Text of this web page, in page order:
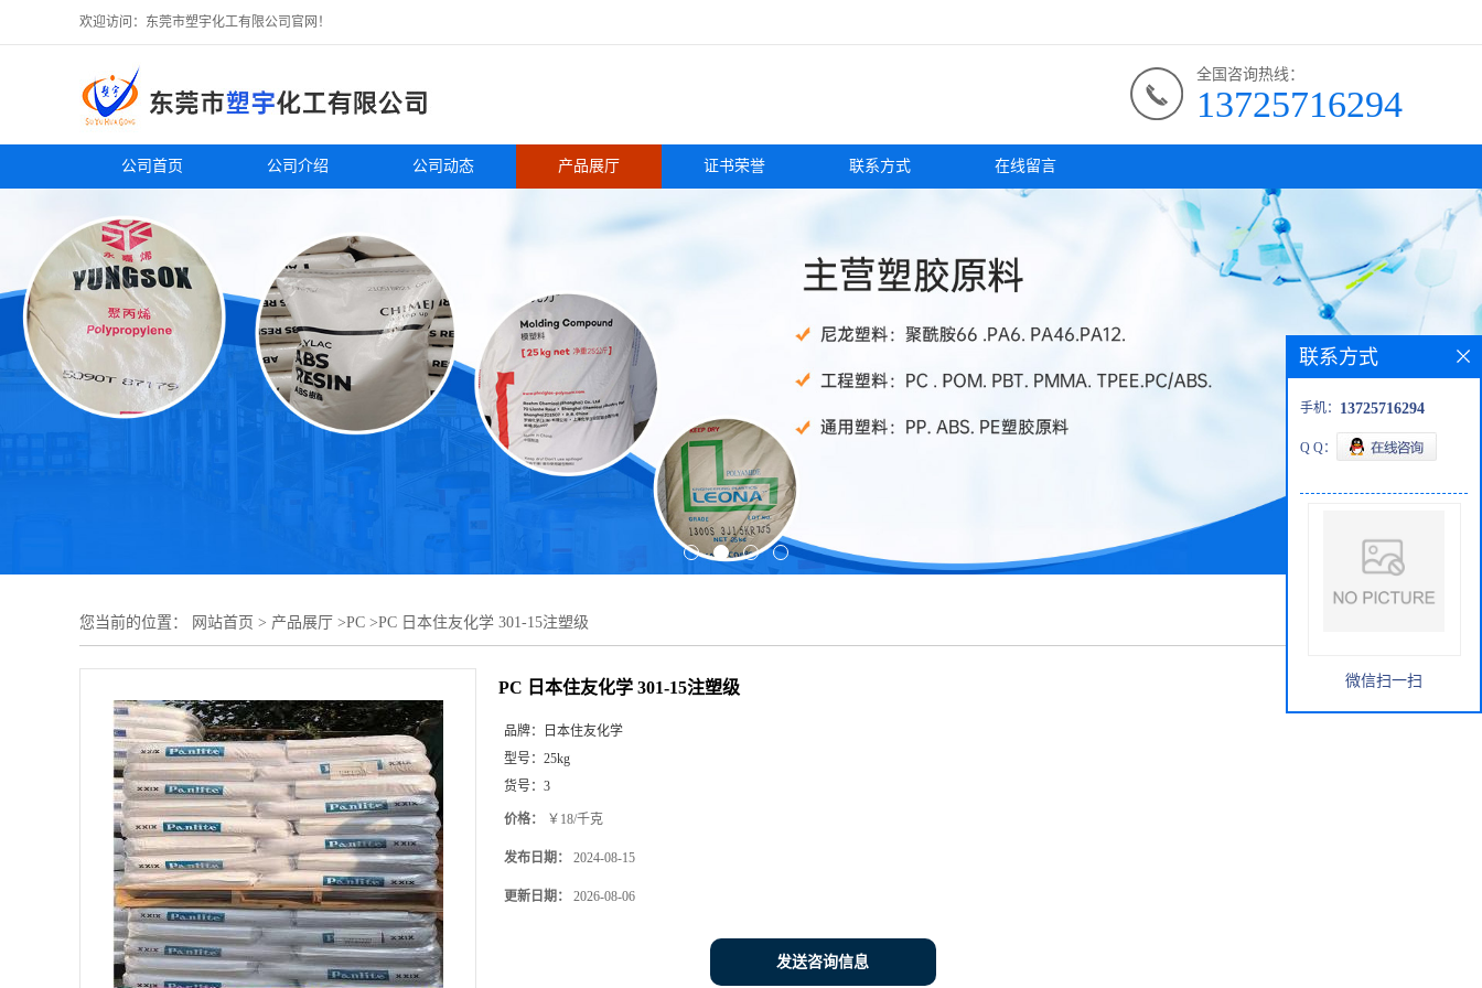
欢迎访问：东莞市塑宇化工有限公司官网！
全国咨询热线：
13725716294
公司首页 公司介绍 公司动态 产品展厅 证书荣誉 联系方式 在线留言
您当前的位置： 网站首页 > 产品展厅 >PC >PC 日本住友化学 301-15注塑级
PC 日本住友化学 301-15注塑级
品牌：
日本住友化学
型号： 25kg
货号： 3
价格： ￥18/千克
发布日期： 2024-08-15
更新日期： 2026-08-06
发送咨询信息
联系方式
手机： 13725716294
Q Q：
微信扫一扫